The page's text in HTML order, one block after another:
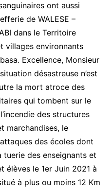
ont aussi
de WALESE –
dans le Territoire
villages environnants
Excellence, Monsieur
désastreuse n’est
la mort atroce des
qui tombent sur le
des structures
marchandises, le
des écoles dont
des enseignants et
élèves le 1er Juin 2021 à
à plus ou moins 12 Km